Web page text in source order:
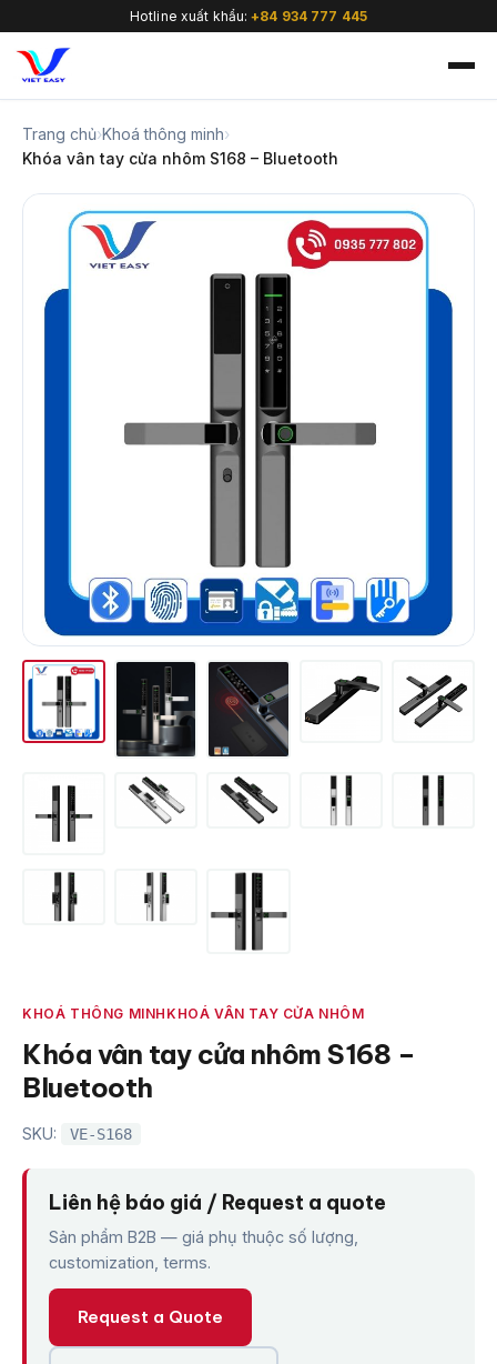
Hotline xuất khẩu:+84 934 777 445
Trang chủ›Khoá thông minh›
Khóa vân tay cửa nhôm S168 – Bluetooth
KHOÁ THÔNG MINH KHOÁ VÂN TAY CỬA NHÔM
Khóa vân tay cửa nhôm S168 –
Bluetooth
SKU: VE-S168
Liên hệ báo giá / Request a quote
Sản phẩm B2B — giá phụ thuộc số lượng,
customization, terms.
Request a Quote